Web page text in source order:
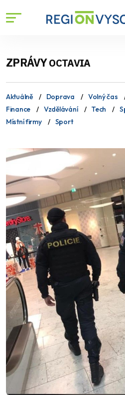
ZPRÁVYOCTAVIA
Aktuálně Doprava Volný čas
Finance
Vzdělávání Tech
Místní firmy
Sport